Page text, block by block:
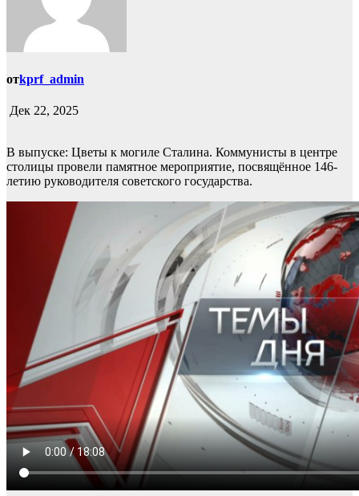
отkprf_admin
Дек 22, 2025
В выпуске: Цветы к могиле Сталина. Коммунисты в центре
столицы провели памятное мероприятие, посвящённое 146-
летию руководителя советского государства.